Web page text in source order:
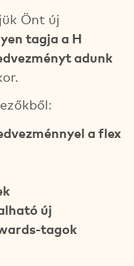
Önt új
tagja a H
adunk
a flex
új
tagok